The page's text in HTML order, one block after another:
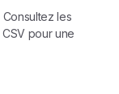
les
pour une